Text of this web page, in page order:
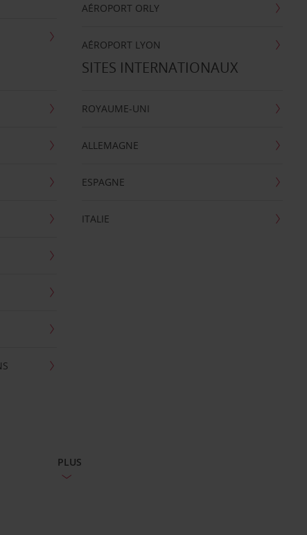
AÉROPORT ORLY
AÉROPORT LYON
SITES INTERNATIONAUX
ROYAUME-UNI
ALLEMAGNE
ESPAGNE
ITALIE
PLUS